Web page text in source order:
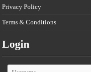
Privacy Policy
Terms & Conditions
Login